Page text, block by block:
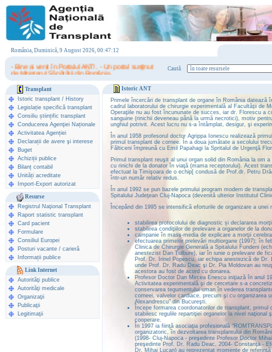
România, Duminică, 9 August 2026, 00:47:12
- Bine ai venit în Portalul ANT! . - Un portal susţinut
de Ministerul Sănătăţii din România.
Caută
Transplant
Istoric transplant / History
Legislație specifică transplant
Consiliu științific transplant
Conducerea Agenţiei Naționale
Activitatea Agenției
Declarații de avere şi interese
Buget
Achiziții publice
Bilanț contabil
Unități acreditate
Import-Export autorizat
Resurse
Registrul Naţional Transplant
Raport statistic transplant
Card pacient
Formulare
Consiliul Europei
Posturi vacante / carieră
Informații publice
Link Internet
Autorităţi publice
Autorităţi medicale
Organizaţii
Publicaţii
Legitimaţii
Istoric ANT
Primele încercări de transplant de organe în România
cadrul laboratorului de chirurgie experimentală al Facultăţii de
Operaţiile nu au fost încununate de succes, iar dr. Florescu a
sanguine (rinichii deveneau până la urmă necrotici), motiv
unghiul potrivit. Acest lucru nu s-a întâmplat, desigur, şi
În anul 1958 profesorul doctor Agrippa Ionescu realizează
primul transplant de cornee. În a doua jumătate a secolului
Fălticeni împreună cu Emil Papahagi la Spritalul de Urgenţă
Primul transplant reuşit al unui organ solid din România la om
cu rinichi de la donator în viaţă (mama receptorului). Acest
efectuat la Timişoara de o echip[ condusă de Prof.dr. Petru
într-un număr relativ redus.
În anul 1992 se pun bazele primului program modern de
Spitalului Judeţean Cluj-Napoca (devenită ulterior Institutul
Începând din 1995 se intensifică eforturile de organizare a
stabilirea protocolului de diagnostic și declararea
stabilirea condiţiilor de prelevare a organelor de la
campanie în mass-media de explicare a morţii
efectuarea primelor prelevări multiorgane (1997); în
Clinica de Chirurgie Generală a Spitalului Fundeni
anestezist Dan Tulbure), iar în iunie o prelevare de
Prof. Dr. Irinel Popescu, iar echipa anestezică de
unde Prof. Dr. Radu Deac şi Dr. Pia Moldovan au
acestora au fost de acord cu donarea.
Profesor Doctor Dan Mircea Enescu iniţiază în anul
Activitatea experimentală şi de cercetare s-a
conservarea tegumentului uman în vederea
corneei, valvelor cardiace, precum şi cu organizarea
Alexandrescu" din Bucureşti.
Începe formarea coordonatorilor de transplant,
stabilesc regulile repartiţiei organelor la nivel naţional
cooperare.
În 1997 ia fiinţă asociaţia profesională
organizatoric, în dezvoltarea transplantului din
(1998- Cluj-Napoca - preşedinte Profesor Doctor
preşedinte Prof. Dr. Radu Deac, 2004- Constanţa -
Dr. Mihai Lucan) au reprezentat momente de